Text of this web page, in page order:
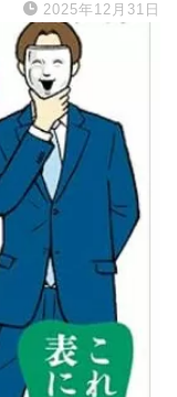
2025年12月31日